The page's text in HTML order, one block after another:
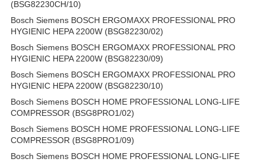
(BSG82230CH/10)
Bosch Siemens BOSCH ERGOMAXX PROFESSIONAL PRO
HYGIENIC HEPA 2200W (BSG82230/02)
Bosch Siemens BOSCH ERGOMAXX PROFESSIONAL PRO
HYGIENIC HEPA 2200W (BSG82230/09)
Bosch Siemens BOSCH ERGOMAXX PROFESSIONAL PRO
HYGIENIC HEPA 2200W (BSG82230/10)
Bosch Siemens BOSCH HOME PROFESSIONAL LONG-LIFE
COMPRESSOR (BSG8PRO1/02)
Bosch Siemens BOSCH HOME PROFESSIONAL LONG-LIFE
COMPRESSOR (BSG8PRO1/09)
Bosch Siemens BOSCH HOME PROFESSIONAL LONG-LIFE